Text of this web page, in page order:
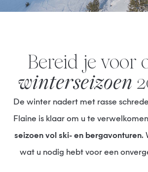
Bereid je voor
winterseizoen
De winter nadert met rasse schreden en het skioord
Flaine is klaar om u te
seizoen vol ski- en bergavonturen.
wat u nodig hebt voor een